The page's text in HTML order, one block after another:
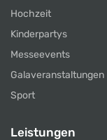
Hochzeit
Kinderpartys
Messeevents
Galaveranstaltungen
Sport
Leistungen